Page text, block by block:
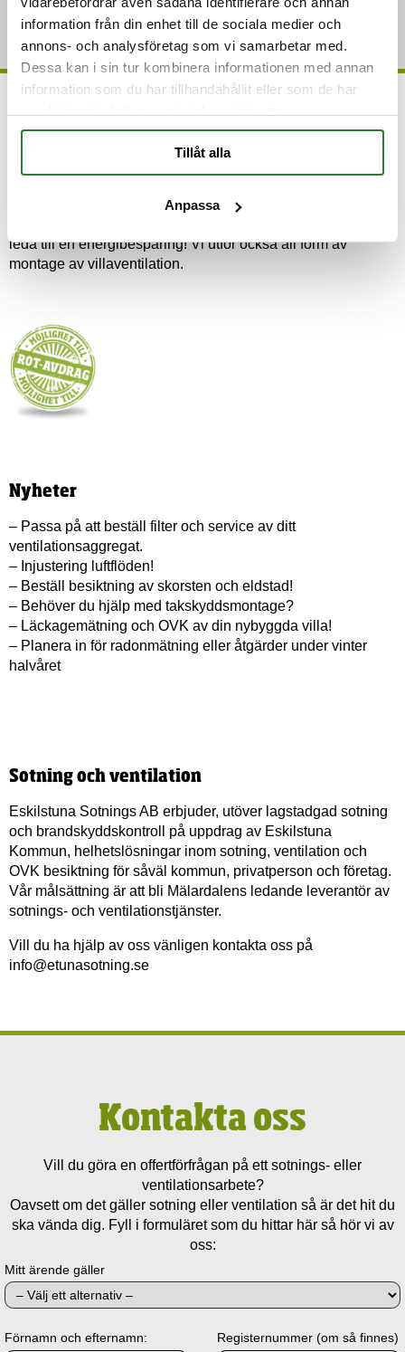
information från din enhet till de sociala medier och
annons- och analysföretag som vi samarbetar med.
Dessa kan i sin tur kombinera informationen med annan
information som du har tillhandahållit eller som de har
Tillåt alla
Anpassa
Vilka förberedelser behöver du göra inför sotarens
besök?
Rot-avdrag på ventilationsrensning
du har möjlighet att få ROT-avdrag. Det innebär att
leda till en energibesparing! Vi utför också all form av
montage av villaventilation.
Nyheter
– Passa på att beställ filter och service av ditt
ventilationsaggregat.
– Injustering luftflöden!
– Beställ besiktning av skorsten och eldstad!
– Behöver du hjälp med takskyddsmontage?
– Läckagemätning och OVK av din nybyggda villa!
– Planera in för radonmätning eller åtgärder under vinter
halvåret
Sotning och ventilation
Eskilstuna Sotnings AB erbjuder, utöver lagstadgad sotning
och brandskyddskontroll på uppdrag av Eskilstuna
Kommun, helhetslösningar inom sotning, ventilation och
OVK besiktning för såväl kommun, privatperson och företag.
Vår målsättning är att bli Mälardalens ledande leverantör av
sotnings- och ventilationstjänster.
Vill du ha hjälp av oss vänligen kontakta oss på
info@etunasotning.se
Kontakta oss
Vill du göra en offertförfrågan på ett sotnings- eller
ventilationsarbete?
Oavsett om det gäller sotning eller ventilation så är det hit du
ska vända dig. Fyll i formuläret som du hittar här så hör vi av
oss:
Mitt ärende gäller
Förnamn och efternamn: Registernummer (om så finnes)